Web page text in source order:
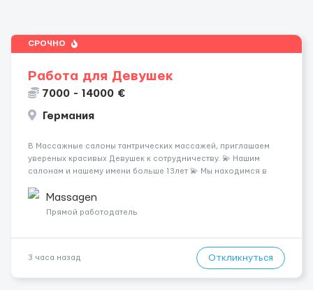
СРОЧНО
Работа для Девушек
7000 - 14000 €
Германия
В Массажные салоны тантрических массажей, приглашаем
увереных красивых Девушек к сотрудничеству. 💫 Нашим
салонам и нашему имени больше 13лет 💫 Мы находимся в
заработная плата 💚Мы гарантируем Наличие работы. Поток 💝
incall / Out...
Massagen
Прямой работодатель
3 часа назад Откликнуться